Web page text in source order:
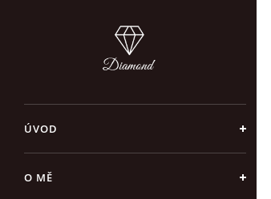
ÚVOD
O MĚ